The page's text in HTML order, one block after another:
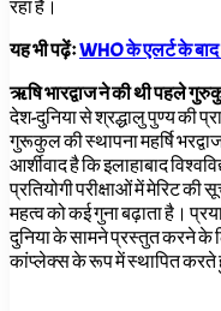
रहा है।
यह भी पढ़ेंःWHO के एलर्ट के
ऋषि भारद्वाज ने की थी पहले
देश-दुनिया से श्रद्धालु पुण्य की
गुरूकुल की स्थापना महर्षि
आर्शीवाद है कि इलाहाबाद
प्रतियोगी परीक्षाओं में मेरिट की
महत्व को कई गुना बढ़ाता है।
दुनिया के सामने प्रस्तुत करने के
कांप्लेक्स के रूप में स्थापित करते